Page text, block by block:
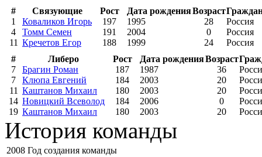
#
Связующие Рост Дата рожденияВозраст
1
Коваликов Игорь 197 1995 28
Россия
4
Томм Семен 191 2004 0
Россия
11 Кречетов Егор 188 1999 24
Россия
#
Либеро Рост Дата рожденияВозраст
7
Брагин Роман 187 1987 36
7
Клюпа Евгений 184 2003 20
11 Каштанов Михаил 180 2003 20
14 Новицкий Всеволод 184 2006 0
19 Каштанов Михаил 180 2003 20
История команды
2008 Год создания команды